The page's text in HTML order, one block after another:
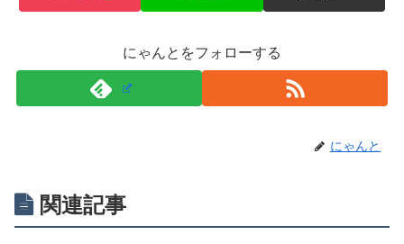
にゃんとをフォローする
にゃんと
関連記事